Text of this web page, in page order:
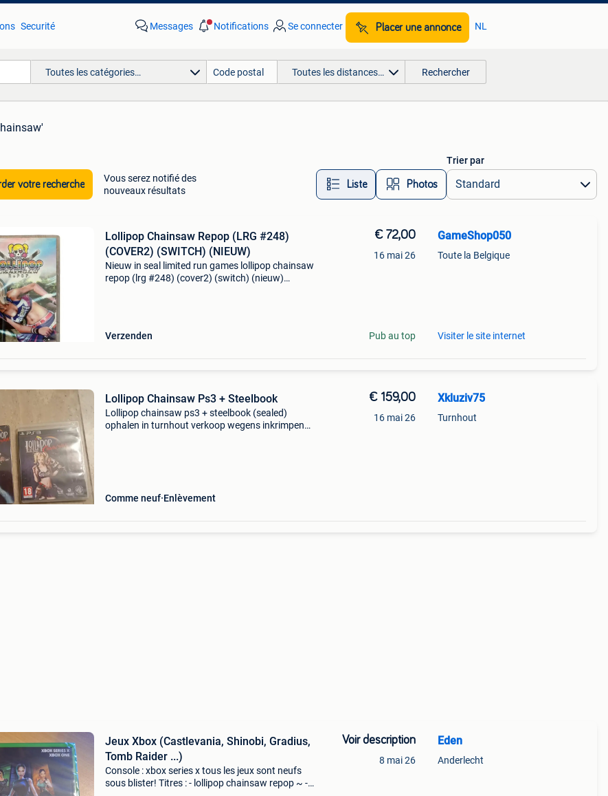
Securité Messages Notifications Se connecter Placer une annonce NL
Toutes les catégories… Toutes les distances… Rechercher
votre recherche
Vous serez notifié des
nouveaux résultats
Liste Photos
Trier par
Lollipop Chainsaw Repop (LRG #248)
(COVER2) (SWITCH) (NIEUW)
Nieuw in seal limited run games lollipop chainsaw
repop (lrg #248) (cover2) (switch) (nieuw)
Verzenden
€ 72,00
16 mai 26
Pub au top
GameShop050
Toute la Belgique
Visiter le site internet
Lollipop Chainsaw Ps3 + Steelbook
Lollipop chainsaw ps3 + steelbook (sealed)
ophalen in turnhout verkoop wegens inkrimpen
Comme neuf Enlèvement
€ 159,00
16 mai 26
Xkluziv75
Turnhout
Jeux Xbox (Castlevania, Shinobi, Gradius,
Tomb Raider ...)
Console : xbox series x tous les jeux sont neufs
sous blister! Titres : - lollipop chainsaw repop ~ -
Voir description
8 mai 26
Eden
Anderlecht